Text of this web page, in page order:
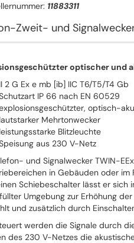
11883311
Zweit- und Signalwecker
optischer und
II 2 G Ex e mb [ib] IIC T6/T5/T4 Gb
IP 66 nach EN 60529
optisch-
lautstarker Mehrtonwecker
leistungsstarke Blitzleuchte
aus 230 V-Netz
und Signalwecker TWIN-
in Gebäuden oder im
Schiebeschalter lässt er sich
Umgebung zur Erhöhung
und zusätzlich durch
werden die Signale durch
des 230 V-Netzes die